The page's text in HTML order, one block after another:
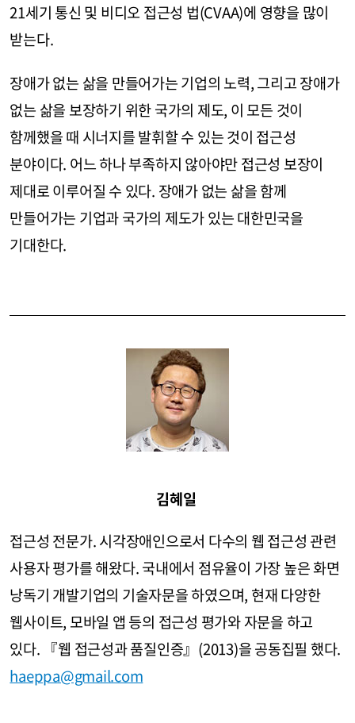
21세기 통신 및 비디오 접근성 법(CVAA)에 영향을 많이
받는다.
장애가 없는 삶을 만들어가는 기업의 노력, 그리고 장애가
없는 삶을 보장하기 위한 국가의 제도, 이 모든 것이
함께했을 때 시너지를 발휘할 수 있는 것이 접근성
분야이다. 어느 하나 부족하지 않아야만 접근성 보장이
제대로 이루어질 수 있다. 장애가 없는 삶을 함께
만들어가는 기업과 국가의 제도가 있는 대한민국을
기대한다.
김혜일
접근성 전문가. 시각장애인으로서 다수의 웹 접근성 관련
사용자 평가를 해왔다. 국내에서 점유율이 가장 높은 화면
낭독기 개발기업의 기술자문을 하였으며, 현재 다양한
웹사이트, 모바일 앱 등의 접근성 평가와 자문을 하고
있다. 『웹 접근성과 품질인증』(2013)을 공동집필 했다.
haeppa@gmail.com